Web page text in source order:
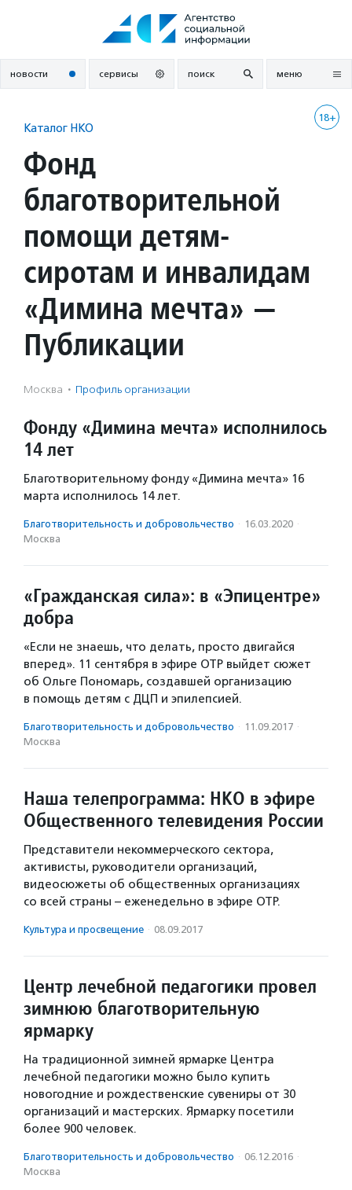
новости сервисы поиск меню
18+
Каталог НКО
Фонд
благотворительной
помощи детям-
сиротам и инвалидам
«Димина мечта» —
Публикации
Москва · Профиль организации
Фонду «Димина мечта» исполнилось
14 лет
Благотворительному фонду «Димина мечта» 16
марта исполнилось 14 лет.
Благотвори­тель­ность и доброволь­чест­во · 16.03.2020 ·
Москва
«Гражданская сила»: в «Эпицентре»
добра
«Если не знаешь, что делать, просто двигайся
вперед». 11 сентября в эфире ОТР выйдет сюжет
об Ольге Пономарь, создавшей организацию
в помощь детям с ДЦП и эпилепсией.
Благотвори­тель­ность и доброволь­чест­во · 11.09.2017 ·
Москва
Наша телепрограмма: НКО в эфире
Общественного телевидения России
Представители некоммерческого сектора,
активисты, руководители организаций,
видеосюжеты об общественных организациях
со всей страны – еженедельно в эфире ОТР.
Культура и просвещение · 08.09.2017
Центр лечебной педагогики провел
зимнюю благотворительную
ярмарку
На традиционной зимней ярмарке Центра
лечебной педагогики можно было купить
новогодние и рождественские сувениры от 30
организаций и мастерских. Ярмарку посетили
более 900 человек.
Благотвори­тель­ность и доброволь­чест­во · 06.12.2016 ·
Москва